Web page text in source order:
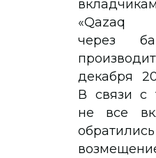
«Qazaq
через
декабря
В связи с
не все